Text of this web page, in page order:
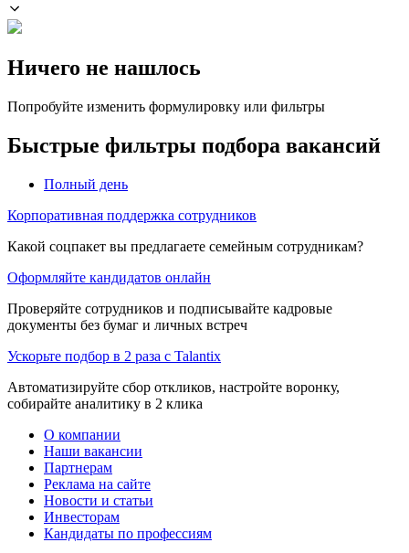
Ничего не нашлось
Попробуйте изменить формулировку или фильтры
Быстрые фильтры подбора вакансий
Полный день
Корпоративная поддержка сотрудников
Какой соцпакет вы предлагаете семейным сотрудникам?
Оформляйте кандидатов онлайн
Проверяйте сотрудников и подписывайте кадровые
документы без бумаг и личных встреч
Ускорьте подбор в 2 раза с Talantix
Автоматизируйте сбор откликов, настройте воронку,
собирайте аналитику в 2 клика
О компании
Наши вакансии
Партнерам
Реклама на сайте
Новости и статьи
Инвесторам
Кандидаты по профессиям